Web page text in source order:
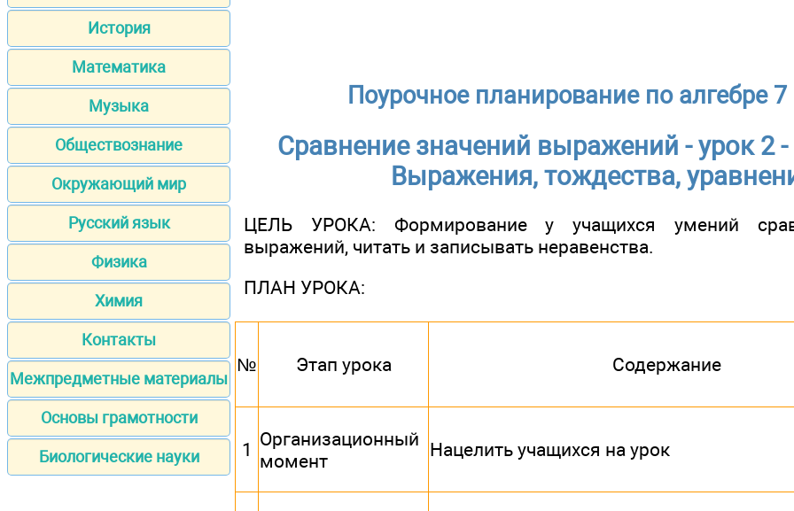
История
Математика
Музыка
Обществознание
Окружающий мир
Русский язык
Физика
Химия
Контакты
Межпредметные материалы
Основы грамотности
Биологические науки
Поурочное планирование по алгебре 7
Сравнение значений выражений - урок 2 -
Выражения, тождества,
ЦЕЛЬ УРОКА: Формирование у учащихся умений
выражений, читать и записывать неравенства.
ПЛАН УРОКА:
№ Этап урока Содержание
1 Организационный
момент
Нацелить учащихся на урок